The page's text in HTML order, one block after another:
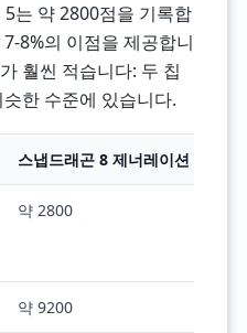
는 약 2800점을 기록합
8%의 이점을 제공합니
훨씬 적습니다: 두 칩
한 수준에 있습니다.
스냅드래곤 8 제너레이션 5
약 2800
약 9200